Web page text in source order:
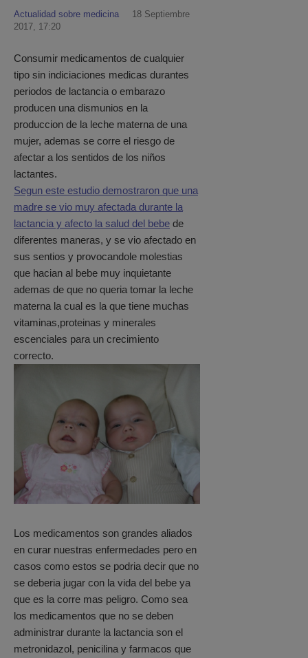
Actualidad sobre medicina
18 Septiembre
2017, 17:20
Consumir medicamentos de cualquier
tipo sin indiciaciones medicas durantes
periodos de lactancia o embarazo
producen una dismunios en la
produccion de la leche materna de una
mujer, ademas se corre el riesgo de
afectar a los sentidos de los niños
lactantes.
Segun este estudio demostraron que una
madre se vio muy afectada durante la
lactancia y afecto la salud del bebe de
diferentes maneras, y se vio afectado en
sus sentios y provocandole molestias
que hacian al bebe muy inquietante
ademas de que no queria tomar la leche
materna la cual es la que tiene muchas
vitaminas,proteinas y minerales
escenciales para un crecimiento
correcto.
Los medicamentos son grandes aliados
en curar nuestras enfermedades pero en
casos como estos se podria decir que no
se deberia jugar con la vida del bebe ya
que es la corre mas peligro. Como sea
los medicamentos que no se deben
administrar durante la lactancia son el
metronidazol, penicilina y farmacos que